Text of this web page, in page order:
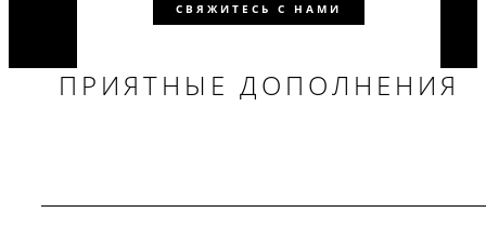
СВЯЖИТЕСЬ С НАМИ
ПРИЯТНЫЕ ДОПОЛНЕНИЯ